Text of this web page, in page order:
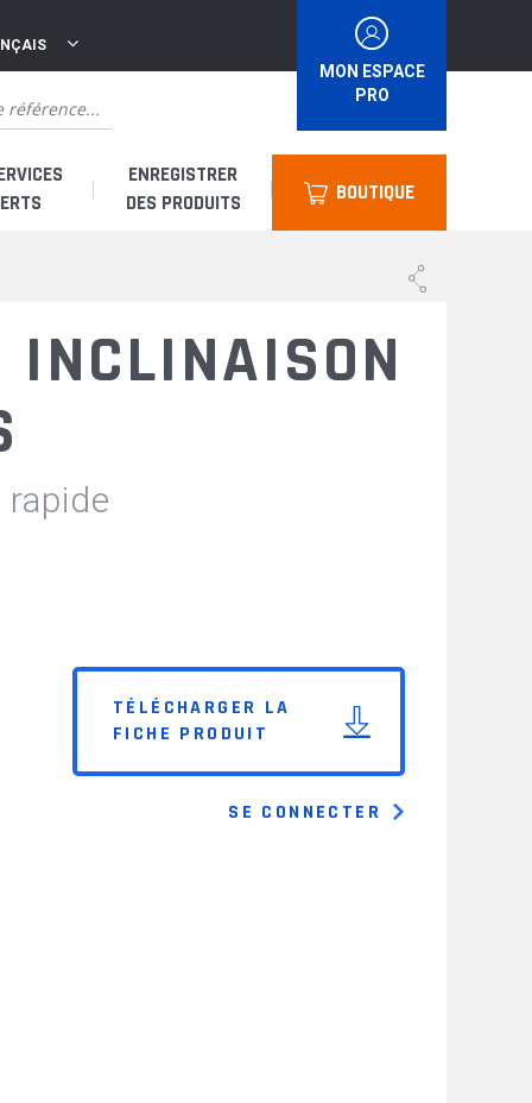
MON ESPACE
PRO
un loueur
un utilisateur
& Accessoires
ENREGISTRER
DES PRODUITS
BOUTIQUE
INCLINAISON
TÉLÉCHARGER LA
FICHE PRODUIT
SE CONNECTER